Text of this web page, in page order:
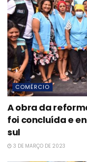
COMÉRCIO
A obra da
foi concluída e
sul
3 DE MARÇO DE 2023